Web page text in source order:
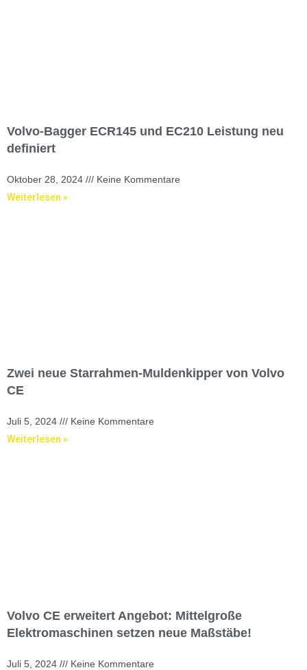
Volvo-Bagger ECR145 und EC210 Leistung neu
definiert
Oktober 28, 2024
Keine Kommentare
Weiterlesen »
Zwei neue Starrahmen-Muldenkipper von Volvo
CE
Juli 5, 2024
Keine Kommentare
Weiterlesen »
Volvo CE erweitert Angebot: Mittelgroße
Elektromaschinen setzen neue Maßstäbe!
Juli 5, 2024
Keine Kommentare